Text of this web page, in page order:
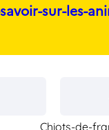
sur-les-
Chiots-de-